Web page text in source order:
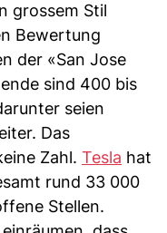
grossem Stil
Bewertung
der «San Jose
sind 400 bis
seien
Das
Zahl. Tesla hat
rund 33 000
Stellen.